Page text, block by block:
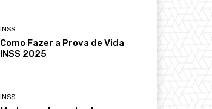
INSS
Como Fazer a Prova de Vida
INSS 2025
INSS